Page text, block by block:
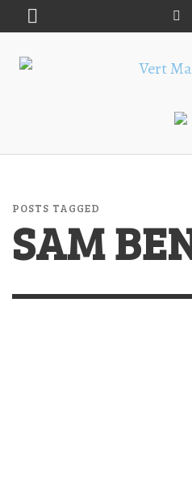
POSTS TAGGED
SAM